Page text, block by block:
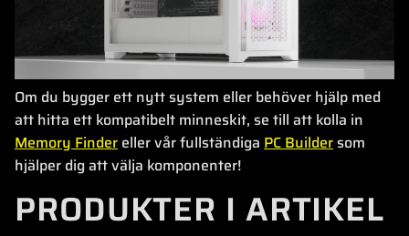
Om du bygger ett nytt system eller behöver hjälp med
att hitta ett kompatibelt minneskit, se till att kolla in
Memory Finder eller vår fullständiga PC Buildersom
hjälper dig att välja komponenter!
PRODUKTER I ARTIKEL